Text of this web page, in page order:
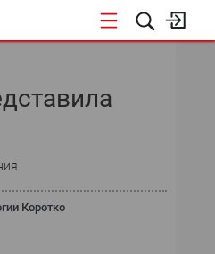
ПОДПИСКА
Коротко